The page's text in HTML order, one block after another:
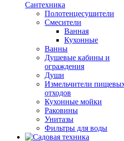
Сантехника
Полотенцесушители
Смесители
Ванная
Кухонные
Ванны
Душевые кабины и
ограждения
Души
Измельчители
отходов
Кухонные мойки
Раковины
Унитазы
Фильтры для воды